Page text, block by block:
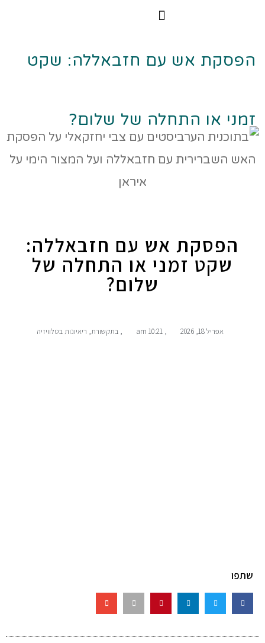
הפסקת אש עם חזבאללה: שקט
זמני או התחלה של שלום?
הפסקת אש עם חזבאללה:
שקט זמני או התחלה של
שלום?
אפריל 18, 2026 ,
10:21 am
, בתקשורת, ריאיונות בטלוויזיה
שתפו